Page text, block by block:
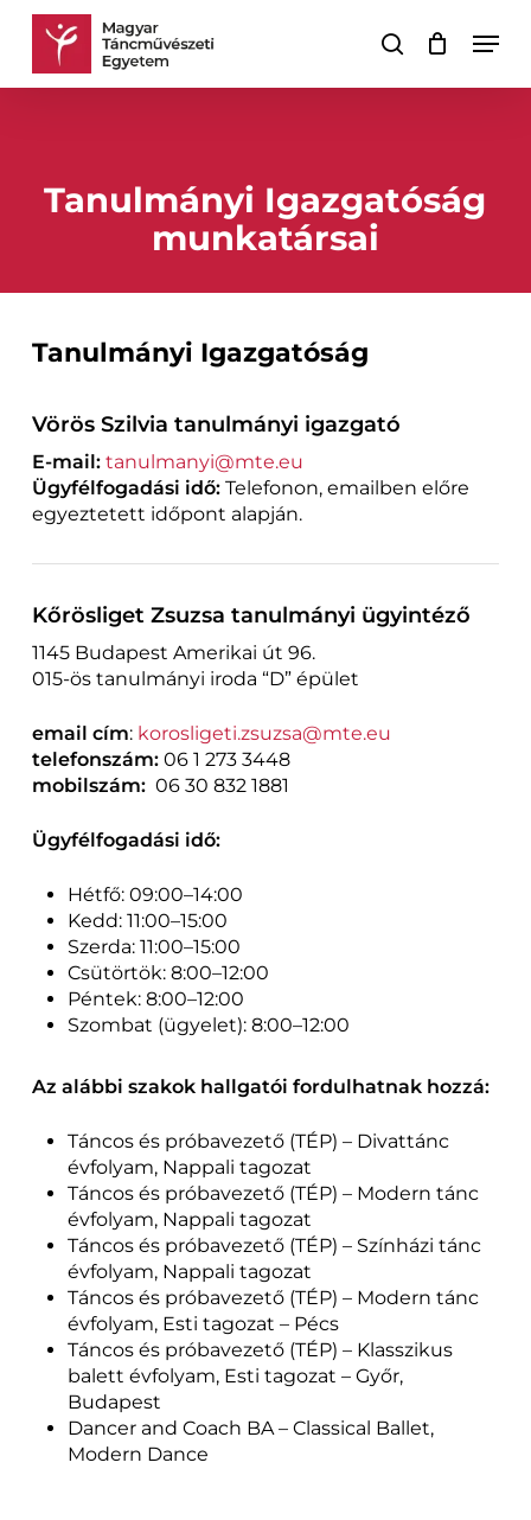
Skip
content
keresés
Kosár Kosár
Tanulmányi Igazgatóság
munkatársai
Tanulmányi Igazgatóság
Vörös Szilvia tanulmányi igazgató
E-mail: tanulmanyi@mte.eu
Ügyfélfogadási idő: Telefonon, emailben előre
egyeztetett időpont alapján.
Kőrösliget Zsuzsa tanulmányi ügyintéző
1145 Budapest Amerikai út 96.
015-ös tanulmányi iroda “D” épület
email cím: korosligeti.zsuzsa@mte.eu
telefonszám:06 1 273 3448
mobilszám: 06 30 832 1881
Ügyfélfogadási idő:
Hétfő: 09:00–14:00
Kedd: 11:00–15:00
Szerda: 11:00–15:00
Csütörtök: 8:00–12:00
Péntek: 8:00–12:00
Szombat (ügyelet): 8:00–12:00
Az alábbi szakok hallgatói fordulhatnak hozzá:
Táncos és próbavezető (TÉP) – Divattánc
évfolyam, Nappali tagozat
Táncos és próbavezető (TÉP) – Modern tánc
évfolyam, Nappali tagozat
Táncos és próbavezető (TÉP) – Színházi tánc
évfolyam, Nappali tagozat
Táncos és próbavezető (TÉP) – Modern tánc
évfolyam, Esti tagozat – Pécs
Táncos és próbavezető (TÉP) – Klasszikus
balett évfolyam, Esti tagozat – Győr,
Budapest
Dancer and Coach BA – Classical Ballet,
Modern Dance